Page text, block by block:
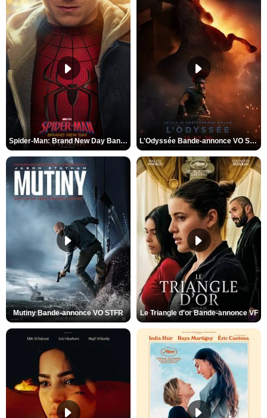
Spider-Man: Brand New Day Bande-annonce VO STFR L'Odyssée Bande-annonce VO STFR
Mutiny Bande-annonce VO STFR Le Triangle d'or Bande-annonce VF